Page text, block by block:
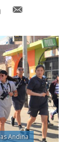
Andina